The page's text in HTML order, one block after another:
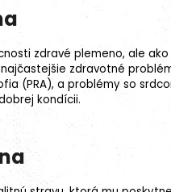
zdravé plemeno, ale
najčastejšie zdravotné
(PRA), a problémy so
kondícii.